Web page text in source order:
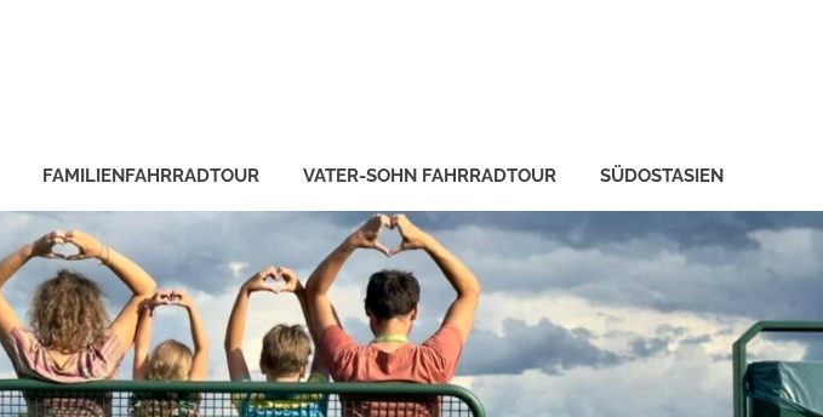
FAMILIENFAHRRADTOUR VATER-SOHN FAHRRADTOUR SÜDOSTASIEN